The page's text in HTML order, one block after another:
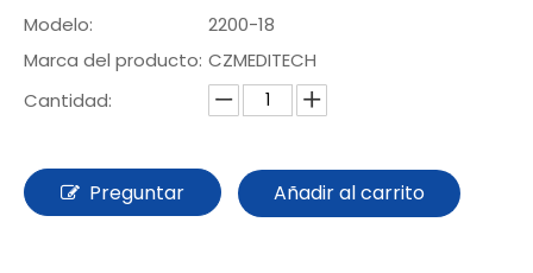
Modelo:
2200-18
Marca del producto: CZMEDITECH
Cantidad:
Preguntar Añadir al carrito